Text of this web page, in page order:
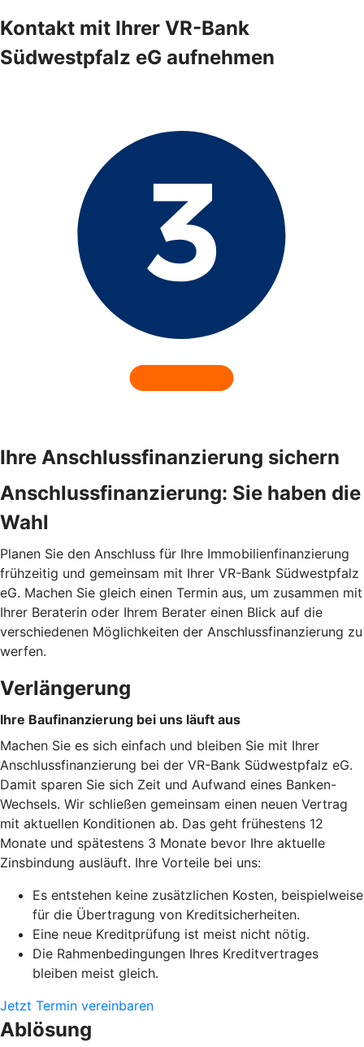
Kontakt mit Ihrer VR-Bank
Südwestpfalz eG aufnehmen
Ihre Anschlussfinanzierung sichern
Anschlussfinanzierung: Sie haben die
Wahl
Planen Sie den Anschluss für Ihre Immobilienfinanzierung
frühzeitig und gemeinsam mit Ihrer VR-Bank Südwestpfalz
eG. Machen Sie gleich einen Termin aus, um zusammen mit
Ihrer Beraterin oder Ihrem Berater einen Blick auf die
verschiedenen Möglichkeiten der Anschlussfinanzierung zu
werfen.
Verlängerung
Ihre Baufinanzierung bei uns läuft aus
Machen Sie es sich einfach und bleiben Sie mit Ihrer
Anschlussfinanzierung bei der VR-Bank Südwestpfalz eG.
Damit sparen Sie sich Zeit und Aufwand eines Banken-
Wechsels. Wir schließen gemeinsam einen neuen Vertrag
mit aktuellen Konditionen ab. Das geht frühestens 12
Monate und spätestens 3 Monate bevor Ihre aktuelle
Zinsbindung ausläuft. Ihre Vorteile bei uns:
Es entstehen keine zusätzlichen Kosten, beispielweise
für die Übertragung von Kreditsicherheiten.
Eine neue Kreditprüfung ist meist nicht nötig.
Die Rahmenbedingungen Ihres Kreditvertrages
bleiben meist gleich.
Jetzt Termin vereinbaren
Ablösung